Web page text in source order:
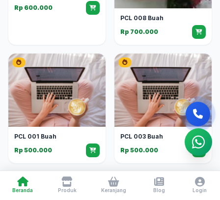
Rp 600.000
PCL 008 Buah
Rp 700.000
PCL 001 Buah
Rp 500.000
PCL 003 Buah
Rp 500.000
Beranda Produk Keranjang Blog Login